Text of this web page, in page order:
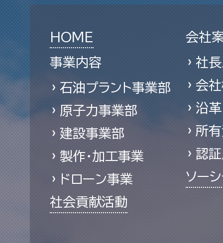
HOME
事業内容
石油プラント事業部
原子力事業部
建設事業部
製作・加工事業
ドローン事業
社会貢献活動
会社
社長
会
沿革
所
認
ソー